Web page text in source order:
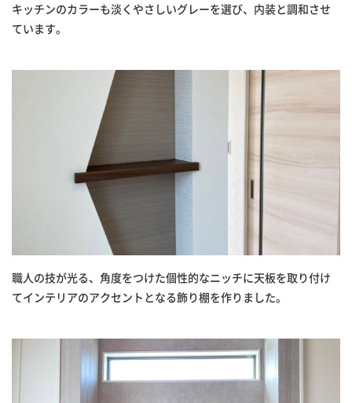
キッチンのカラーも淡くやさしいグレーを選び、内装と調和させ
ています。
職人の技が光る、角度をつけた個性的なニッチに天板を取り付け
てインテリアのアクセントとなる飾り棚を作りました。